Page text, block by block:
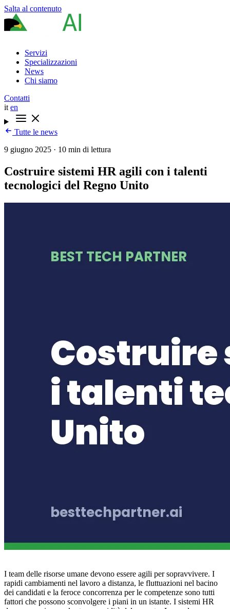
Salta al contenuto
Servizi
Specializzazioni
News
Chi siamo
Contatti
it en
Tutte le news
9 giugno 2025 · 10 min di lettura
Costruire sistemi HR agili con i talenti
tecnologici del Regno Unito
I team delle risorse umane devono essere agili per sopravvivere. I
rapidi cambiamenti nel lavoro a distanza, le fluttuazioni nel bacino
dei candidati e la feroce concorrenza per le competenze sono tutti
fattori che possono sconvolgere i piani in un istante. I sistemi HR